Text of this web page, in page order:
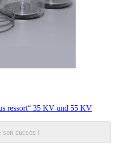
ressort“ 35 KV und 55 KV
son succès !